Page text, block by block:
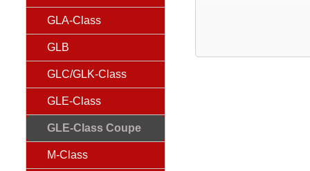
GLA-Class
GLB
GLC/GLK-Class
GLE-Class
GLE-Class Coupe
M-Class